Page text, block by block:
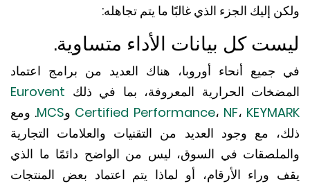
إليك الجزء الذي غالبًا ما يتم تجاهله:
كل بيانات الأداء متساوية.
أنحاء أوروبا، هناك العديد من برامج اعتماد
الحرارية المعروفة، بما في ذلك Eurovent
Certified Performance،NF، وMCS. ومع
مع وجود العديد من التقنيات والعلامات التجارية
في السوق، ليس من الواضح دائمًا ما الذي
وراء الأرقام، أو لماذا يتم اعتماد بعض المنتجات